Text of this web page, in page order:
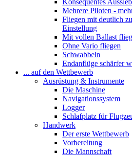
Konsequentes
Mehrere Piloten -
Fliegen mit deutlich
Einstellung
Mit vollen Ballast
Ohne Vario fliegen
Schwabbeln
Endanflüge schärfer
... auf den Wettbewerb
Ausrüstung & Instrumente
Die Maschine
Navigationssystem
Logger
Schlafplatz für
Handwerk
Der erste Wettbewerb
Vorbereitung
Die Mannschaft